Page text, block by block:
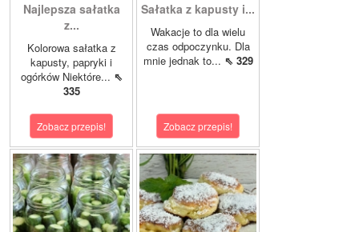
Najlepsza sałatka
z...
Kolorowa sałatka z
kapusty, papryki i
ogórków Niektóre... ⇖
335
Zobacz przepis!
Sałatka z kapusty i...
Wakacje to dla wielu
czas odpoczynku. Dla
mnie jednak to... ⇖ 329
Zobacz przepis!